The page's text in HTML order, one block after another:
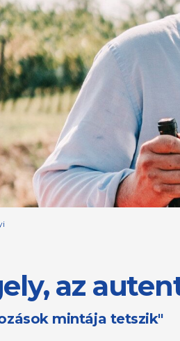
az
mintája tetszik"